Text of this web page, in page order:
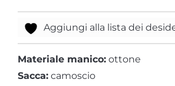
Aggiungi alla lista dei
Materiale manico: ottone
Sacca: camoscio